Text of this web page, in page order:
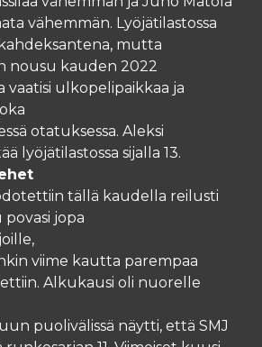
vähemmän. Lyöjätilastossa
mutta
nousu kauden 2022
vaatisi ulkopelipaikkaa ja
otatuksessa. Aleksi
lyöjätilastossa sijalla 13.
tällä kaudella reilusti
jopa
viime kautta parempaa
Alkukausi oli nuorelle
puolivälissä näytti, että SMJ